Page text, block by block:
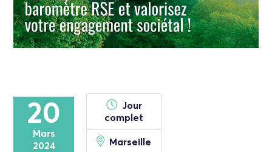
20
Mars
2024
Jour
complet
Marseille